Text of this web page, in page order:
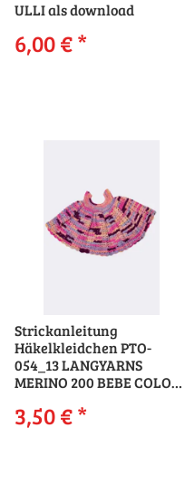
ULLI als download
6,00 €*
Strickanleitung
Häkelkleidchen PTO-
054_13 LANGYARNS
MERINO 200 BEBE COLOR
3,50 €*